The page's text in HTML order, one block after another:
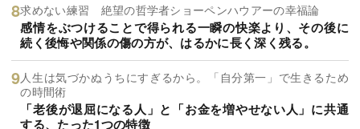
求めない練習 絶望の哲学者ショーペンハウアーの幸福論
感情をぶつけることで得られる一瞬の快楽より、その後に
続く後悔や関係の傷の方が、はるかに長く深く残る。
人生は気づかぬうちにすぎるから。「自分第一」で生きるため
の時間術
「老後が退屈になる人」と「お金を増やせない人」に共通
する、たった1つの特徴